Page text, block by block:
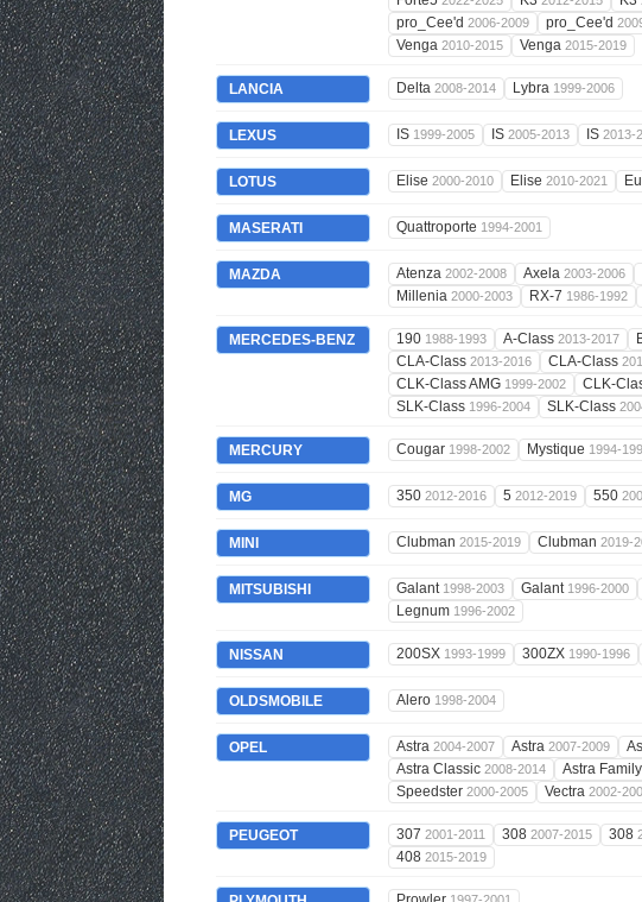
pro_Cee'd 2006-2009 pro_Cee'd
Venga 2010-2015 Venga 2015-2019
LANCIA Delta 2008-2014 Lybra 1999-2006
LEXUS IS 1999-2005 IS 2005-2013 IS 2013-
LOTUS Elise 2000-2010 Elise 2010-2021
MASERATI Quattroporte 1994-2001
MAZDA Atenza 2002-2008 Axela 2003-2006
Millenia 2000-2003 RX-7 1986-1992
MERCEDES-BENZ 190 1988-1993 A-Class 2013-2017
CLA-Class 2013-2016 CLA-Class
CLK-Class AMG 1999-2002 CLK-
SLK-Class 1996-2004 SLK-Class
MERCURY Cougar 1998-2002 Mystique 1994-
MG 350 2012-2016 5 2012-2019 550
MINI Clubman 2015-2019 Clubman 2019-
MITSUBISHI Galant 1998-2003 Galant 1996-2000
Legnum 1996-2002
NISSAN 200SX 1993-1999 300ZX 1990-1996
OLDSMOBILE Alero 1998-2004
OPEL Astra 2004-2007 Astra 2007-2009
Astra Classic 2008-2014 Astra Family
Speedster 2000-2005 Vectra 2002-
PEUGEOT 307 2001-2011 308 2007-2015 308
408 2015-2019